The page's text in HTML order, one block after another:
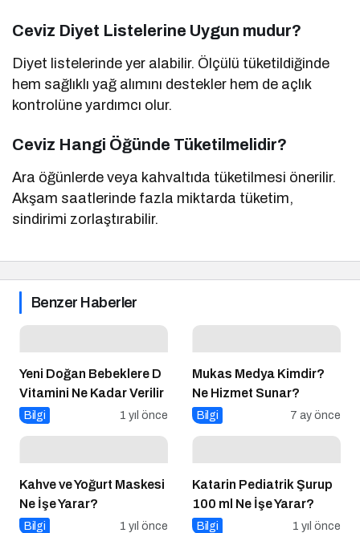
Ceviz Diyet Listelerine Uygun mudur?
Diyet listelerinde yer alabilir. Ölçülü tüketildiğinde
hem sağlıklı yağ alımını destekler hem de açlık
kontrolüne yardımcı olur.
Ceviz Hangi Öğünde Tüketilmelidir?
Ara öğünlerde veya kahvaltıda tüketilmesi önerilir.
Akşam saatlerinde fazla miktarda tüketim,
sindirimi zorlaştırabilir.
Benzer Haberler
Yeni Doğan Bebeklere D
Vitamini Ne Kadar Verilir
Bilgi 1 yıl önce
Mukas Medya Kimdir?
Ne Hizmet Sunar?
Bilgi 7 ay önce
Kahve ve Yoğurt Maskesi
Ne İşe Yarar?
Bilgi 1 yıl önce
Katarin Pediatrik Şurup
100 ml Ne İşe Yarar?
Bilgi 1 yıl önce